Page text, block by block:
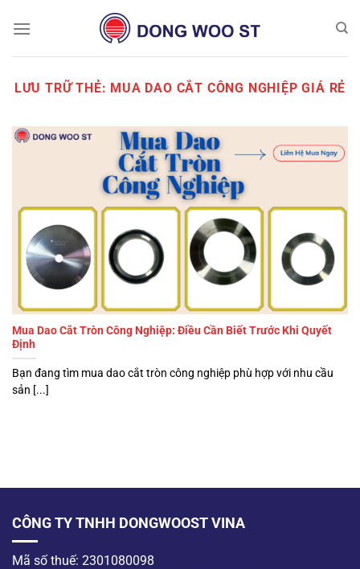
đến
LƯU TRỮ THẺ: MUA DAO CẮT CÔNG NGHIỆP GIÁ RẺ
Mua Dao Cắt Tròn Công Nghiệp: Điều Cần Biết Trước Khi Quyết
Định
Bạn đang tìm mua dao cắt tròn công nghiệp phù hợp với nhu cầu
sản [...]
CÔNG TY TNHH DONGWOOST VINA
Mã số thuế: 2301080098